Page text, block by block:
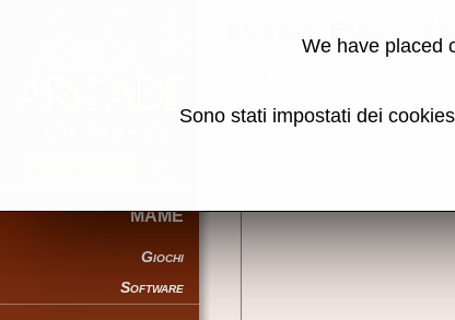
MAME
Giochi
Software
Nitro Ball
Condividi la pagina
We have placed
Sono stati impostati dei